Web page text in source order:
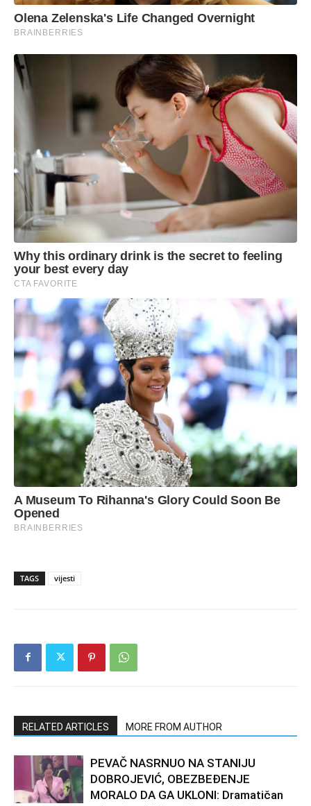
TAGS vijesti
RELATED ARTICLES MORE FROM AUTHOR
PEVAČ NASRNUO NA STANIJU
DOBROJEVIĆ, OBEZBEĐENJE
MORALO DA GA UKLONI: Dramatičan